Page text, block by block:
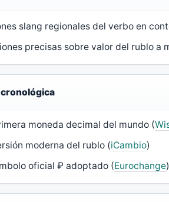
slang regionales del verbo en
precisas sobre valor del rublo a
cronológica
moneda decimal del mundo (
moderna del rublo (iCambio)
oficial ₽ adoptado (Eurochange